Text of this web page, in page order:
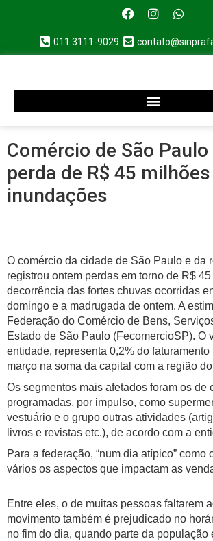
011 3111-9029
Comércio de São
perda de R$ 45
inundações
O comércio da cidade de São Paulo e da
registrou ontem perdas em torno de R$
decorrência das fortes chuvas ocorridas
domingo e a madrugada de ontem. A
Federação do Comércio de Bens,
Estado de São Paulo (FecomercioSP). O
entidade, representa 0,2% do faturamento
março na soma da capital com a região
Os segmentos mais afetados foram os de
programadas, por impulso, como
vestuário e o grupo outras atividades
livros e revistas etc.), de acordo com a
Para a federação, “num dia atípico” como
vários os aspectos que impactam as
Entre eles, o de muitas pessoas faltarem
movimento também é prejudicado no
no fim do dia, quando parte da população